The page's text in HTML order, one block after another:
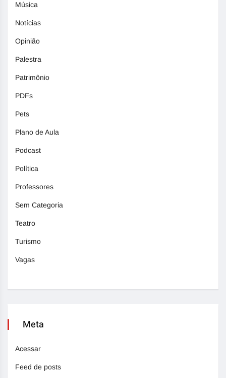
Música
Notícias
Opinião
Palestra
Patrimônio
PDFs
Pets
Plano de Aula
Podcast
Política
Professores
Sem Categoria
Teatro
Turismo
Vagas
Meta
Acessar
Feed de posts